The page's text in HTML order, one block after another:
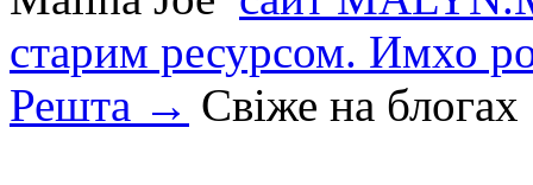
старим ресурсом. Имхо
Решта → Свіже на блогах